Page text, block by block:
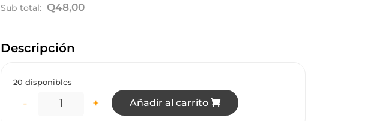
Sub total: Q48,00
Descripción
20 disponibles
IN2085 INTERRUPTOR TRIPLE 3W GRIS PREMIUM cantidad
- + Añadir al carrito